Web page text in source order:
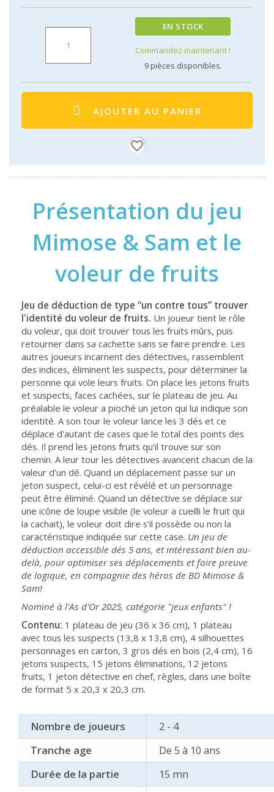
EN STOCK
Commandez maintenant !
9pièces disponibles.
AJOUTER AU PANIER
favorite_border
Présentation du jeu
Mimose & Sam et le
voleur de fruits
Jeu de déduction de type “un contre tous” trouver
l'identité du voleur de fruits. Un joueur tient le rôle
du voleur, qui doit trouver tous les fruits mûrs, puis
retourner dans sa cachette sans se faire prendre. Les
autres joueurs incarnent des détectives, rassemblent
des indices, éliminent les suspects, pour déterminer la
personne qui vole leurs fruits. On place les jetons fruits
et suspects, faces cachées, sur le plateau de jeu. Au
préalable le voleur a pioché un jeton qui lui indique son
identité. A son tour le voleur lance les 3 dés et ce
déplace d'autant de cases que le total des points des
dés. Il prend les jetons fruits qu'il trouve sur son
chemin. A leur tour les détectives avancent chacun de la
valeur d'un dé. Quand un déplacement passe sur un
jeton suspect, celui-ci est révélé et un personnage
peut être éliminé. Quand un détective se déplace sur
une icône de loupe visible (le voleur a cueilli le fruit qui
la cachait), le voleur doit dire s’il possède ou non la
caractéristique indiquée sur cette case. Un jeu de
déduction accessible dés 5 ans, et intéressant bien au-
delà, pour optimiser ses déplacements et faire preuve
de logique, en compagnie des héros de BD Mimose &
Sam!
Nominé à l'As d'Or 2025, catégorie "jeux enfants" !
Contenu: 1 plateau de jeu (36 x 36 cm), 1 plateau
avec tous les suspects (13,8 x 13,8 cm), 4 silhouettes
personnages en carton, 3 gros dés en bois (2,4 cm), 16
jetons suspects, 15 jetons éliminations, 12 jetons
fruits, 1 jeton détective en chef, règles, dans une boîte
de format 5 x 20,3 x 20,3 cm.
Nombre de joueurs
2 - 4
Tranche age
De 5 à 10 ans
Durée de la partie
15 mn